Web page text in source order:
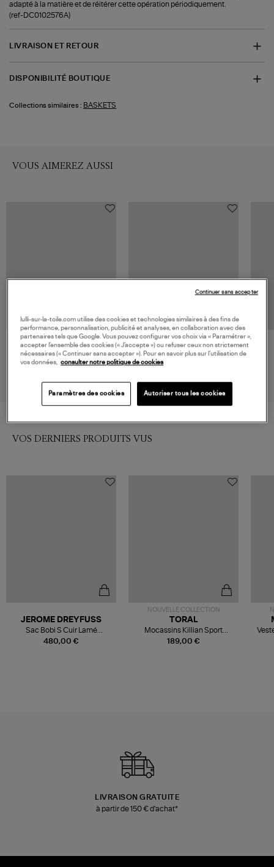
adapté à la matière et de réitérer cette opération périodiquement.
(ref-DC0102576A)
LIVRAISON ET RETOUR
DISPONIBILITÉ BOUTIQUE
Collections similaires : BASKETS
VOUS AIMEREZ AUSSI
NEW BALANCE
Baskets 2002 Linen
NEW BALANCE
Baskets 2002 Calm Taupe
VOS DERNIERS PRODUITS VUS
480,00 €
JEROME DREYFUSS
Sac Bobi S Cuir Lamé
Champagne
NOUVELLE COLLECTION
189,00 €
TORAL
Mocassins Killian Sport
Mousse
LIVRAISON GRATUITE
à partir de 150 € d'achat*
lulli-sur-la-toile.com utilise des cookies et technologies similaires à des fins de
performance, personnalisation, publicité et analyses, en collaboration avec des
partenaires tels que Google. Vous pouvez configurer vos choix via « Paramétrer »,
accepter l’ensemble des cookies (« J’accepte ») ou refuser ceux non strictement
nécessaires (« Continuer sans accepter »). Pour en savoir plus sur l’utilisation de
vos données, consulter notre politique de cookies
Paramètres des cookies Autoriser tous les cookies
Continuer sans accepter